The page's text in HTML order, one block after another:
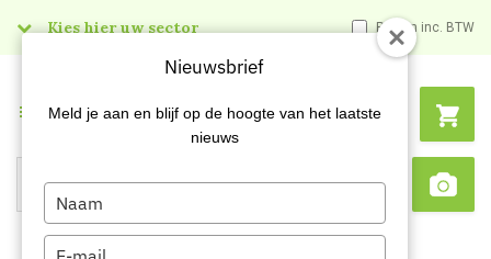
Kies hier uw sector Prijzen inc. BTW
Search
Menu
Nieuwsbrief
Meld je aan en blijf op de hoogte van het laatste
nieuws
Type
your
name
Type